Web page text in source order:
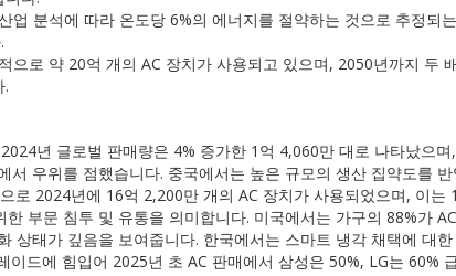
업 분석에 따라 온도당 6%의 에너지를 절약하는 것으로 추정되
으로 약 20억 개의 AC 장치가 사용되고 있으며, 2050년까지 두
.
년 글로벌 판매량은 4% 증가한 1억 4,060만 대로 나타났으
서 우위를 점했습니다. 중국에서는 높은 규모의 생산 집약도를
로 2024년에 16억 2,200만 개의 AC 장치가 사용되었으며, 이
부문 침투 및 유통을 의미합니다. 미국에서는 가구의 88%가
상태가 깊음을 보여줍니다. 한국에서는 스마트 냉각 채택에 대
이드에 힘입어 2025년 초 AC 판매에서 삼성은 50%, LG는 60%